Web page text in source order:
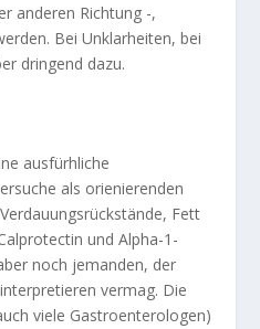
anderen Richtung -,
Bei Unklarheiten, bei
dringend dazu.
ausfürhliche
als orienierenden
Fett
und Alpha-1-
noch jemanden, der
vermag. Die
viele Gastroenterologen)